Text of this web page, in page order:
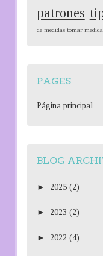
patrones
de medidas tomar
PAGES
Página principal
BLOG
► 2025 (2)
► 2023 (2)
► 2022 (4)